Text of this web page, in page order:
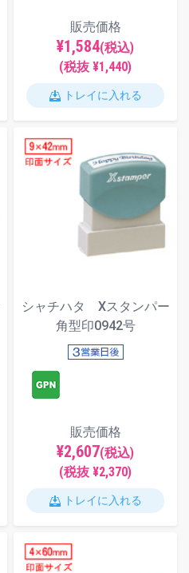
販売価格
¥1,584(税込)
(税抜 ¥1,440)
トレイに入れる
シャチハタ Xスタンパー
角型印0942号
販売価格
¥2,607(税込)
(税抜 ¥2,370)
トレイに入れる